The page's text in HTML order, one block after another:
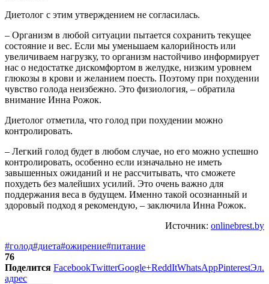
Диетолог с этим утверждением не согласилась.
– Организм в любой ситуации пытается сохранить текущее
состояние и вес. Если мы уменьшаем калорийность или
увеличиваем нагрузку, то организм настойчиво информирует
нас о недостатке дискомфортом в желудке, низким уровнем
глюкозы в крови и желанием поесть. Поэтому при похудении
чувство голода неизбежно. Это физиология, – обратила
внимание Инна Рожок.
Диетолог отметила, что голод при похудении можно
контролировать.
– Легкий голод будет в любом случае, но его можно успешно
контролировать, особенно если изначально не иметь
завышенных ожиданий и не рассчитывать, что сможете
похудеть без малейших усилий. Это очень важно для
поддержания веса в будущем. Именно такой осознанный и
здоровый подход я рекомендую, – заключила Инна Рожок.
Источник: onlinebrest.by
#голод#диета#ожирение#питание
76
Поделится FacebookTwitterGoogle+ReddItWhatsAppPinterestЭл.
адрес